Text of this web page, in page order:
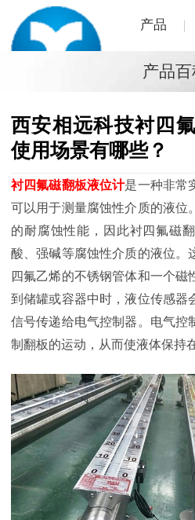
产品
产品
西安相远科技衬四
使用场景有哪些？
衬四氟磁翻板液位计是一种非常
可以用于测量腐蚀性介质的液位
的耐腐蚀性能，因此衬四氟磁
酸、强碱等腐蚀性介质的液位。
四氟乙烯的不锈钢管体和一个磁
到储罐或容器中时，液位传感器
信号传递给电气控制器。电气控
制翻板的运动，从而使液体保持